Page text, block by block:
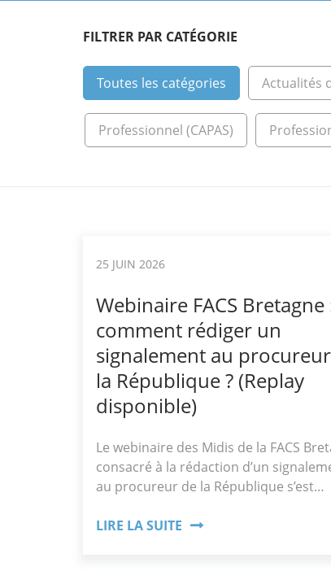
FILTRER PAR CATÉGORIE
Toutes les catégories Actualités
Professionnel (CAPAS)
25 JUIN 2026
Webinaire FACS Bretagne
comment rédiger un
signalement au
la République ? (Replay
disponible)
Le webinaire des Midis de la FACS
consacré à la rédaction d’un
au procureur de la République s’est…
LIRE LA SUITE